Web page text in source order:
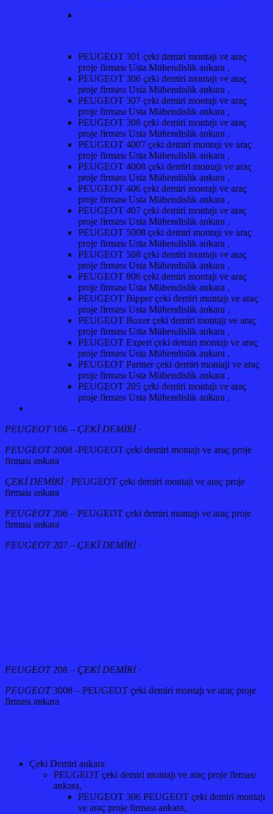
PEUGEOT 301 çeki demiri montajı ve araç
proje firması Usta Mühendislik ankara ,
PEUGEOT 306 çeki demiri montajı ve araç
proje firması Usta Mühendislik ankara ,
PEUGEOT 307 çeki demiri montajı ve araç
proje firması Usta Mühendislik ankara ,
PEUGEOT 308 çeki demiri montajı ve araç
proje firması Usta Mühendislik ankara ,
PEUGEOT 4007 çeki demiri montajı ve araç
proje firması Usta Mühendislik ankara ,
PEUGEOT 4008 çeki demiri montajı ve araç
proje firması Usta Mühendislik ankara ,
PEUGEOT 406 çeki demiri montajı ve araç
proje firması Usta Mühendislik ankara ,
PEUGEOT 407 çeki demiri montajı ve araç
proje firması Usta Mühendislik ankara ,
PEUGEOT 5008 çeki demiri montajı ve araç
proje firması Usta Mühendislik ankara ,
PEUGEOT 508 çeki demiri montajı ve araç
proje firması Usta Mühendislik ankara ,
PEUGEOT 806 çeki demiri montajı ve araç
proje firması Usta Mühendislik ankara ,
PEUGEOT Bipper çeki demiri montajı ve araç
proje firması Usta Mühendislik ankara ,
PEUGEOT Boxer çeki demiri montajı ve araç
proje firması Usta Mühendislik ankara ,
PEUGEOT Expert çeki demiri montajı ve araç
proje firması Usta Mühendislik ankara ,
PEUGEOT Partner çeki demiri montajı ve araç
proje firması Usta Mühendislik ankara ,
PEUGEOT 205 çeki demiri montajı ve araç
proje firması Usta Mühendislik ankara ,
PEUGEOT106 – ÇEKİ DEMİRİ·
PEUGEOT2008 -PEUGEOT çeki demiri montajı ve araç proje
firması ankara
ÇEKİ DEMİRİ· PEUGEOT çeki demiri montajı ve araç proje
firması ankara
PEUGEOT206 – PEUGEOT çeki demiri montajı ve araç proje
firması ankara
PEUGEOT207 – ÇEKİ DEMİRİ·
PEUGEOT208 – ÇEKİ DEMİRİ·
PEUGEOT3008 – PEUGEOT çeki demiri montajı ve araç proje
firması ankara
Çeki Demiri ankara
PEUGEOT çeki demiri montajı ve araç proje firması
ankara,
PEUGEOT 306 PEUGEOT çeki demiri montajı
ve araç proje firması ankara,